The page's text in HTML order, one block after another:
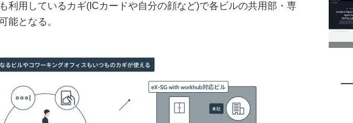
利用しているカギ(ICカードや自分の顔など)で各ビルの共用部・専
能となる。